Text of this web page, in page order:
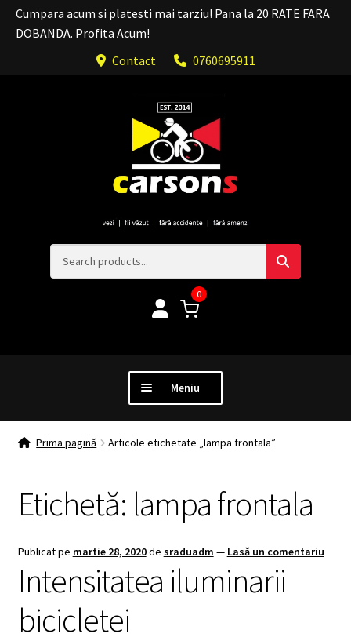
Cumpara acum si platesti mai tarziu! Pana la 20 RATE FARA
DOBANDA. Profita Acum!
Contact
0760695911
0
Meniu
PROMOTII
meniul
copil
ANTIFURT
Extinde
copil
MANSOANE
Extinde
Prima pagină Articole etichetate „lampa frontala”
Etichetă: lampa frontala
Publicat pe martie 28, 2020de sraduadm — Lasă un comentariu
Intensitatea iluminarii
bicicletei